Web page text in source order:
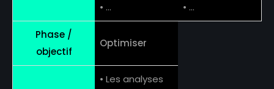
• …
• …
Phase /
objectif
Optimiser
• Les analyses